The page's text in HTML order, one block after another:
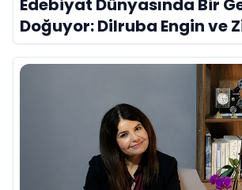
Edebiyat Dünyasında Bir
Doğuyor: Dilruba Engin ve
Evreni ‘AVENOİR’